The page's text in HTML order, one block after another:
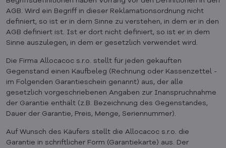
AGB. Wird ein Begriff in dieser Reklamationsordnung nicht
definiert, so ist er in dem Sinne zu verstehen, in dem er in den
AGB definiert ist. Ist er dort nicht definiert, so ist er in dem
Sinne auszulegen, in dem er gesetzlich verwendet wird.
Die Firma Allocacoc s.r.o. stellt für jeden gekauften
Gegenstand einen Kaufbeleg (Rechnung oder Kassenzettel -
im Folgenden Garantieschein genannt) aus, der alle
gesetzlich vorgeschriebenen Angaben zur Inanspruchnahme
der Garantie enthält (z.B. Bezeichnung des Gegenstandes,
Dauer der Garantie, Preis, Menge, Seriennummer).
Auf Wunsch des Käufers stellt die Allocacoc s.r.o. die
Garantie in schriftlicher Form (Garantiekarte) aus. Der